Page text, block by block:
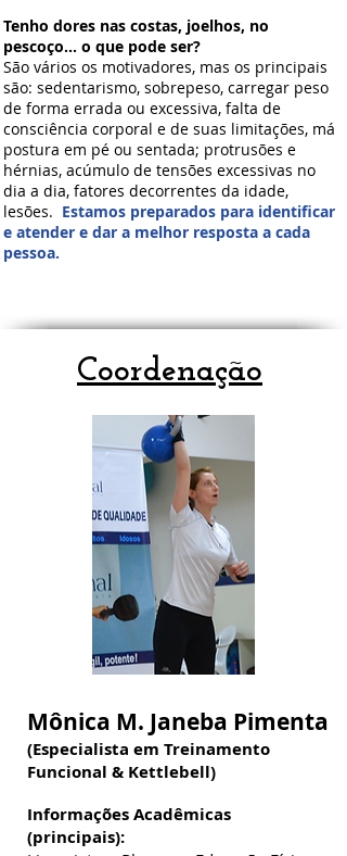
Tenho dores nas costas, joelhos, no
pescoço... o que pode ser?
São vários os motivadores, mas os principais
são: sedentarismo, sobrepeso, carregar peso
de forma errada ou excessiva, falta de
consciência corporal e de suas limitações, má
postura em pé ou sentada; protrusões e
hérnias, acúmulo de tensões excessivas no
dia a dia, fatores decorrentes da idade,
lesões. Estamos preparados para identificar
e atender e dar a melhor resposta a cada
pessoa.
Coordenação
Mônica M. Janeba Pimenta
(Especialista em Treinamento
Funcional & Kettlebell)
Informações Acadêmicas
(principais):